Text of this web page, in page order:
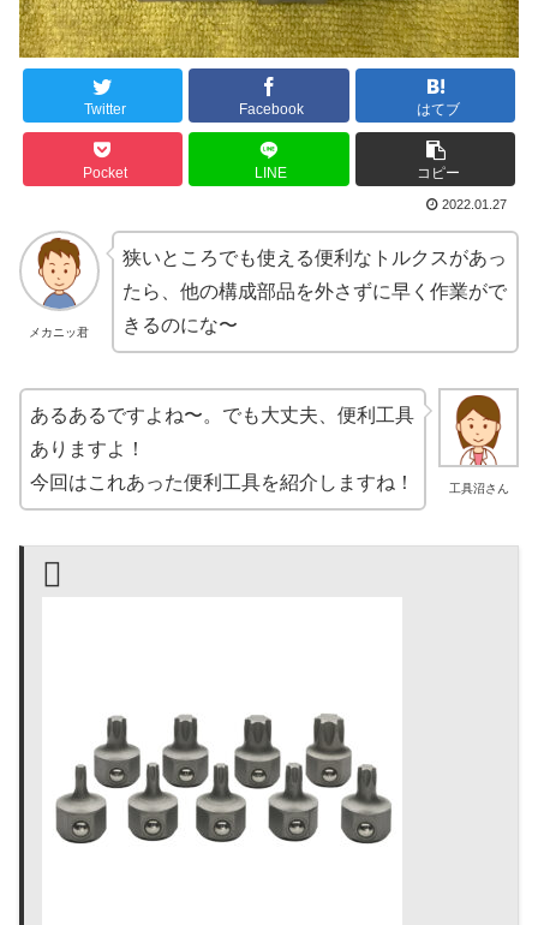
Twitter Facebook はてブ
Pocket LINE コピー
2022.01.27
メカニッ君
狭いところでも使える便利なトルクスがあっ
たら、他の構成部品を外さずに早く作業がで
きるのにな〜
工具沼さん
あるあるですよね〜。でも大丈夫、便利工具
ありますよ！
今回はこれあった便利工具を紹介しますね！